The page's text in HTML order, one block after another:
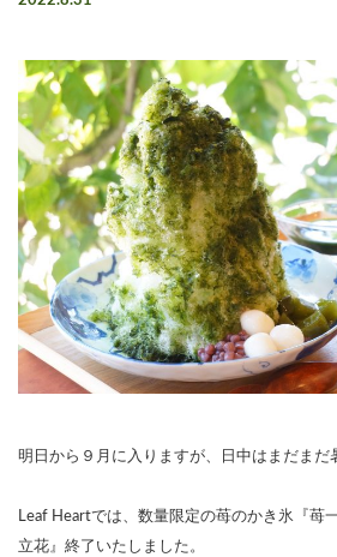
明日から９月に入りますが、日中はまだまだ
Leaf Heartでは、数量限定の苺のかき氷『苺
立花』終了いたしました。